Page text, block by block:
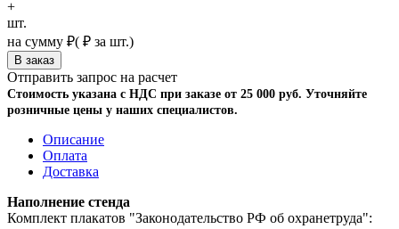
+
шт.
на сумму ₽( ₽ за шт.)
Отправить запрос на расчет
Стоимость указана с НДС при заказе от 25 000 руб. Уточняйте
розничные цены у наших специалистов.
Описание
Оплата
Доставка
Наполнение стенда
Комплект плакатов "Законодательство РФ об охранетруда":